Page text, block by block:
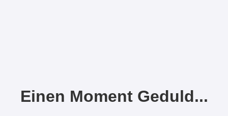
Einen Moment Geduld...